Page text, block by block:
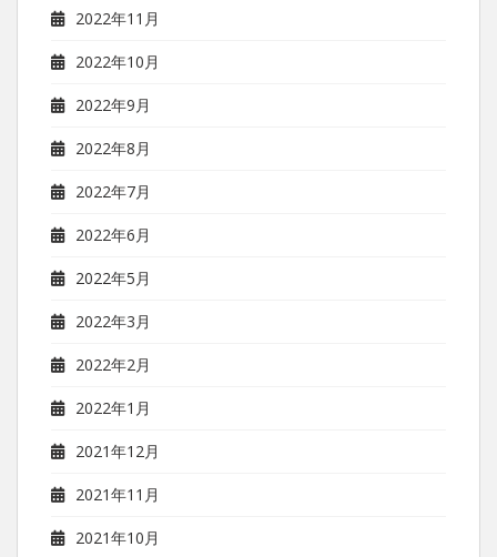
2022年11月
2022年10月
2022年9月
2022年8月
2022年7月
2022年6月
2022年5月
2022年3月
2022年2月
2022年1月
2021年12月
2021年11月
2021年10月